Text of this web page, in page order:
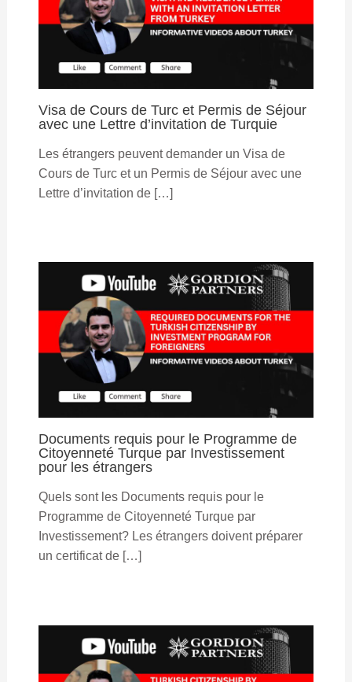
Visa de Cours de Turc et Permis de Séjour
avec une Lettre d’invitation de Turquie
Les étrangers peuvent demander un Visa de
Cours de Turc et un Permis de Séjour avec une
Lettre d’invitation de […]
Documents requis pour le Programme de
Citoyenneté Turque par Investissement
pour les étrangers
Quels sont les Documents requis pour le
Programme de Citoyenneté Turque par
Investissement? Les étrangers doivent préparer
un certificat de […]